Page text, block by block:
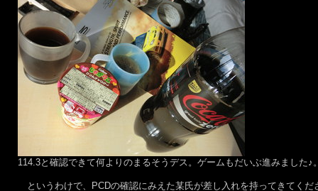
114.3と確認できて何よりのまるそうデス。ゲームもだいぶ進みました♪。
というわけで、PCDの確認にみえた某氏が差し入れを持ってきてくだ